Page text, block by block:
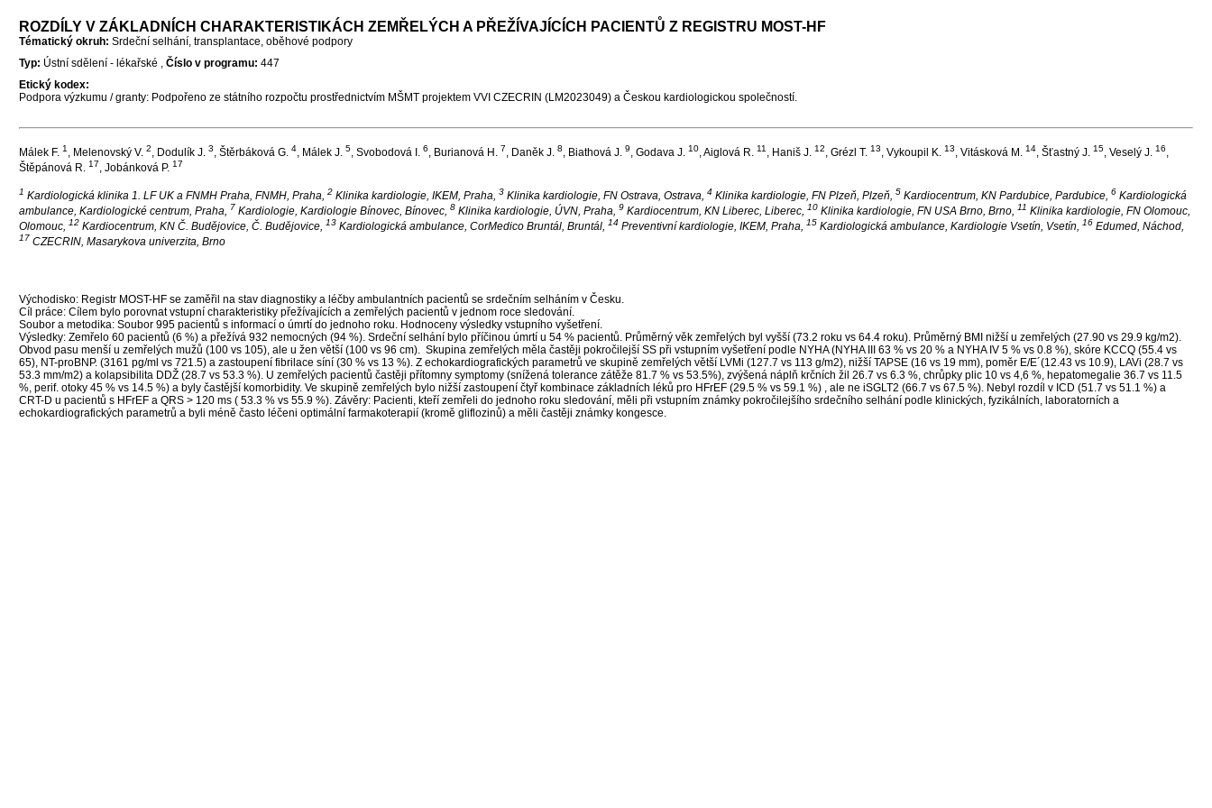
ROZDÍLY V ZÁKLADNÍCH CHARAKTERISTIKÁCH ZEMŘELÝCH A PŘEŽÍVAJÍCÍCH PACIENTŮ Z REGISTRU MOST-HF
Tématický okruh: Srdeční selhání, transplantace, oběhové podpory
Typ: Ústní sdělení - lékařské , Číslo v programu: 447
Etický kodex:
Podpora výzkumu / granty: Podpořeno ze státního rozpočtu prostřednictvím MŠMT projektem VVI CZECRIN (LM2023049) a Českou kardiologickou společností.
Málek F. 1 , Melenovský V. 2, Dodulík J. 3, Štěrbáková G. 4, Málek J. 5, Svobodová I. 6, Burianová H. 7, Daněk J. 8, Biathová J. 9, Godava J. 10, Aiglová R. 11 , Haniš J. 12, Grézl T. 13, Vykoupil K. 13, Vitásková M. 14, Šťastný J. 15, Veselý J. 16,
Štěpánová R. 17, Jobánková P. 17
1 Kardiologická klinika 1. LF UK a FNMH Praha, FNMH, Praha, 2 Klinika kardiologie, IKEM, Praha, 3 Klinika kardiologie, FN Ostrava, Ostrava, 4 Klinika kardiologie, FN Plzeň, Plzeň, 5 Kardiocentrum, KN Pardubice, Pardubice, 6 Kardiologická
ambulance, Kardiologické centrum, Praha, 7 Kardiologie, Kardiologie Bínovec, Bínovec, 8 Klinika kardiologie, ÚVN, Praha, 9 Kardiocentrum, KN Liberec, Liberec, 10 Klinika kardiologie, FN USA Brno, Brno, 11 Klinika kardiologie, FN Olomouc,
Olomouc, 12 Kardiocentrum, KN Č. Budějovice, Č. Budějovice, 13 Kardiologická ambulance, CorMedico Bruntál, Bruntál, 14 Preventivní kardiologie, IKEM, Praha, 15 Kardiologická ambulance, Kardiologie Vsetín, Vsetín, 16 Edumed, Náchod,
17 CZECRIN, Masarykova univerzita, Brno
Východisko: Registr MOST-HF se zaměřil na stav diagnostiky a léčby ambulantních pacientů se srdečním selháním v Česku.
Cíl práce: Cílem bylo porovnat vstupní charakteristiky přežívajících a zemřelých pacientů v jednom roce sledování.
Soubor a metodika: Soubor 995 pacientů s informací o úmrtí do jednoho roku. Hodnoceny výsledky vstupního vyšetření.
Výsledky: Zemřelo 60 pacientů (6 %) a přežívá 932 nemocných (94 %). Srdeční selhání bylo příčinou úmrtí u 54 % pacientů. Průměrný věk zemřelých byl vyšší (73.2 roku vs 64.4 roku). Průměrný BMI nižší u zemřelých (27.90 vs 29.9 kg/m2).
Obvod pasu menší u zemřelých mužů (100 vs 105), ale u žen větší (100 vs 96 cm). Skupina zemřelých měla častěji pokročilejší SS při vstupním vyšetření podle NYHA (NYHA III 63 % vs 20 % a NYHA IV 5 % vs 0.8 %), skóre KCCQ (55.4 vs
65), NT-proBNP. (3161 pg/ml vs 721.5) a zastoupení fibrilace síní (30 % vs 13 %). Z echokardiografických parametrů ve skupině zemřelých větší LVMi (127.7 vs 113 g/m2), nižší TAPSE (16 vs 19 mm), poměr E/E´(12.43 vs 10.9), LAVi (28.7 vs
53.3 mm/m2) a kolapsibilita DDŽ (28.7 vs 53.3 %). U zemřelých pacientů častěji přítomny symptomy (snížená tolerance zátěže 81.7 % vs 53.5%), zvýšená náplň krčních žil 26.7 vs 6.3 %, chrůpky plic 10 vs 4,6 %, hepatomegalie 36.7 vs 11.5
%, perif. otoky 45 % vs 14.5 %) a byly častější komorbidity. Ve skupině zemřelých bylo nižší zastoupení čtyř kombinace základních léků pro HFrEF (29.5 % vs 59.1 %) , ale ne iSGLT2 (66.7 vs 67.5 %). Nebyl rozdíl v ICD (51.7 vs 51.1 %) a
CRT-D u pacientů s HFrEF a QRS > 120 ms ( 53.3 % vs 55.9 %). Závěry: Pacienti, kteří zemřeli do jednoho roku sledování, měli při vstupním známky pokročilejšího srdečního selhání podle klinických, fyzikálních, laboratorních a
echokardiografických parametrů a byli méně často léčeni optimální farmakoterapií (kromě gliflozinů) a měli častěji známky kongesce.